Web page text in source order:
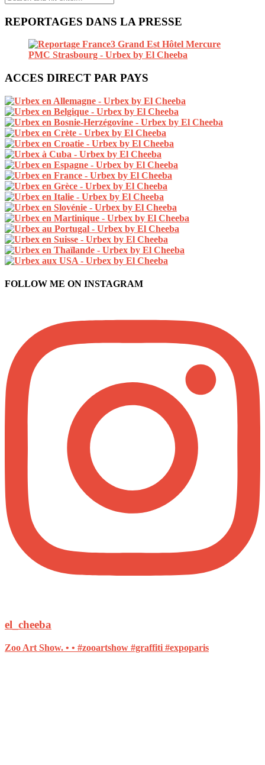
REPORTAGES DANS LA PRESSE
ACCES DIRECT PAR PAYS
FOLLOW ME ON INSTAGRAM
el_cheeba
Zoo Art Show. • • #zooartshow #graffiti #expoparis